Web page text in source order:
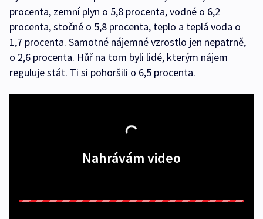
procenta, zemní plyn o 5,8 procenta, vodné o 6,2
procenta, stočné o 5,8 procenta, teplo a teplá voda o
1,7 procenta. Samotné nájemné vzrostlo jen nepatrně,
o 2,6 procenta. Hůř na tom byli lidé, kterým nájem
reguluje stát. Ti si pohoršili o 6,5 procenta.
Nahrávám video